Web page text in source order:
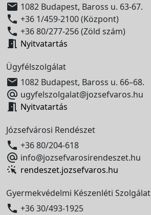
 1082 Budapest, Baross u. 63-67.
 +36 1/459-2100 (Központ)
 +36 80/277-256 (Zöld szám)
 Nyitvatartás
Ügyfélszolgálat
 1082 Budapest, Baross u. 66–68.
 ugyfelszolgalat@jozsefvaros.hu
 Nyitvatartás
Józsefvárosi Rendészet
 +36 80/204-618
 info@jozsefvarosirendeszet.hu
rendeszet.jozsefvaros.hu
Gyermekvédelmi Készenléti Szolgálat
 +36 30/493-1925